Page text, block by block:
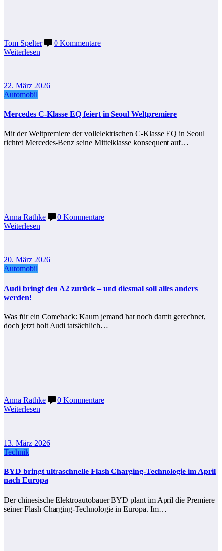
Tom Spelter
0 Kommentare
Weiterlesen
22. März 2026
Automobil
Mercedes C-Klasse EQ feiert in Seoul Weltpremiere
Mit der Weltpremiere der vollelektrischen C-Klasse EQ in Seoul
richtet Mercedes-Benz seine Mittelklasse konsequent auf…
Anna Rathke
0 Kommentare
Weiterlesen
20. März 2026
Automobil
Audi bringt den A2 zurück – und diesmal soll alles anders
werden!
Was für ein Comeback: Kaum jemand hat noch damit gerechnet,
doch jetzt holt Audi tatsächlich…
Anna Rathke
0 Kommentare
Weiterlesen
13. März 2026
Technik
BYD bringt ultraschnelle Flash Charging‑Technologie im April
nach Europa
Der chinesische Elektroautobauer BYD plant im April die Premiere
seiner Flash Charging‑Technologie in Europa. Im…